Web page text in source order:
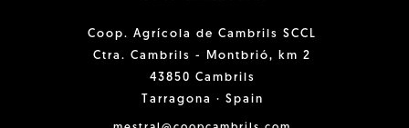
Coop. Agrícola de Cambrils SCCL
Ctra. Cambrils - Montbrió, km 2
43850 Cambrils
Tarragona · Spain